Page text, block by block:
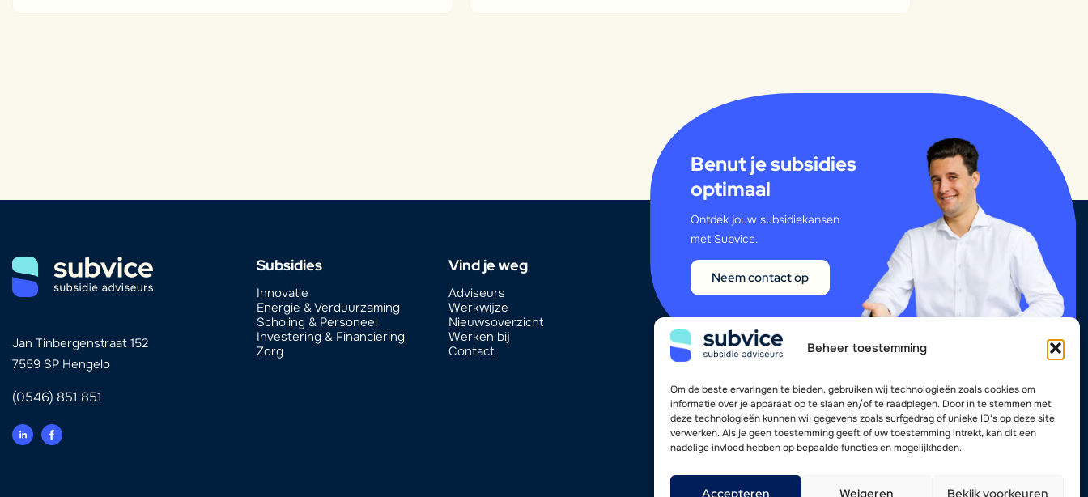
Beheer toestemming
Om de beste ervaringen te bieden, gebruiken wij technologieën zoals cookies om
informatie over je apparaat op te slaan en/of te raadplegen. Door in te stemmen met
deze technologieën kunnen wij gegevens zoals surfgedrag of unieke ID's op deze site
verwerken. Als je geen toestemming geeft of uw toestemming intrekt, kan dit een
nadelige invloed hebben op bepaalde functies en mogelijkheden.
Accepteren Weigeren Bekijk voorkeuren
Jan Tinbergenstraat 152
7559 SP Hengelo
(0546) 851 851
Subsidies
Innovatie
Energie & Verduurzaming
Scholing & Personeel
Investering & Financiering
Zorg
Vind je weg
Adviseurs
Werkwijze
Nieuwsoverzicht
Werken bij
Contact
Benut je subsidies
optimaal
Ontdek jouw subsidiekansen
met Subvice.
Neem contact op